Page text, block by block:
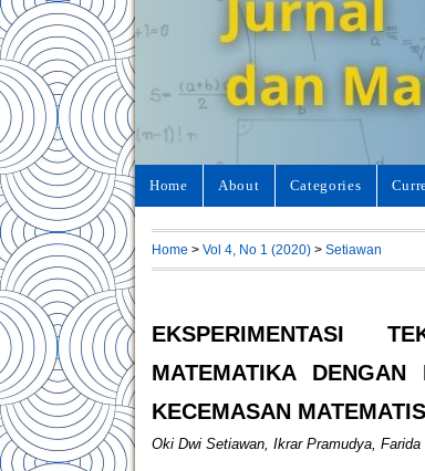
Home About Categories
Home > Vol 4, No 1 (2020) > Setiawan
EKSPERIMENTASI
MATEMATIKA
KECEMASAN
Oki Dwi Setiawan, Ikrar Pramudya, Farida